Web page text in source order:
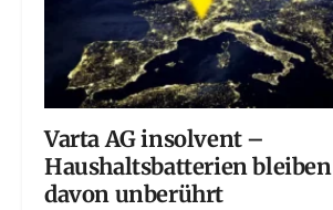
Varta AG insolvent –
Haushaltsbatterien bleiben
davon unberührt